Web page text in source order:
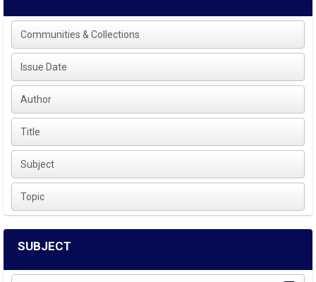
Communities & Collections
Issue Date
Author
Title
Subject
Topic
SUBJECT